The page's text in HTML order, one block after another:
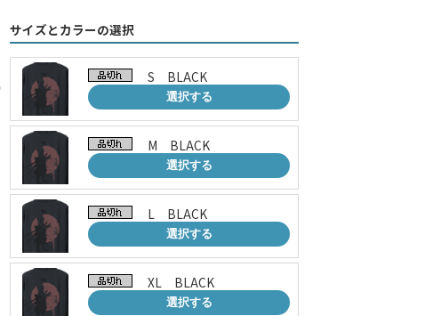
サイズとカラーの選択
S BLACK
選択する
M BLACK
選択する
L BLACK
選択する
XL BLACK
選択する